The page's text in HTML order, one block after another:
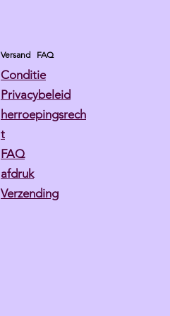
Versand FAQ
Conditie
Privacybeleid
herroepingsrech
t
FAQ
afdruk
Verzending